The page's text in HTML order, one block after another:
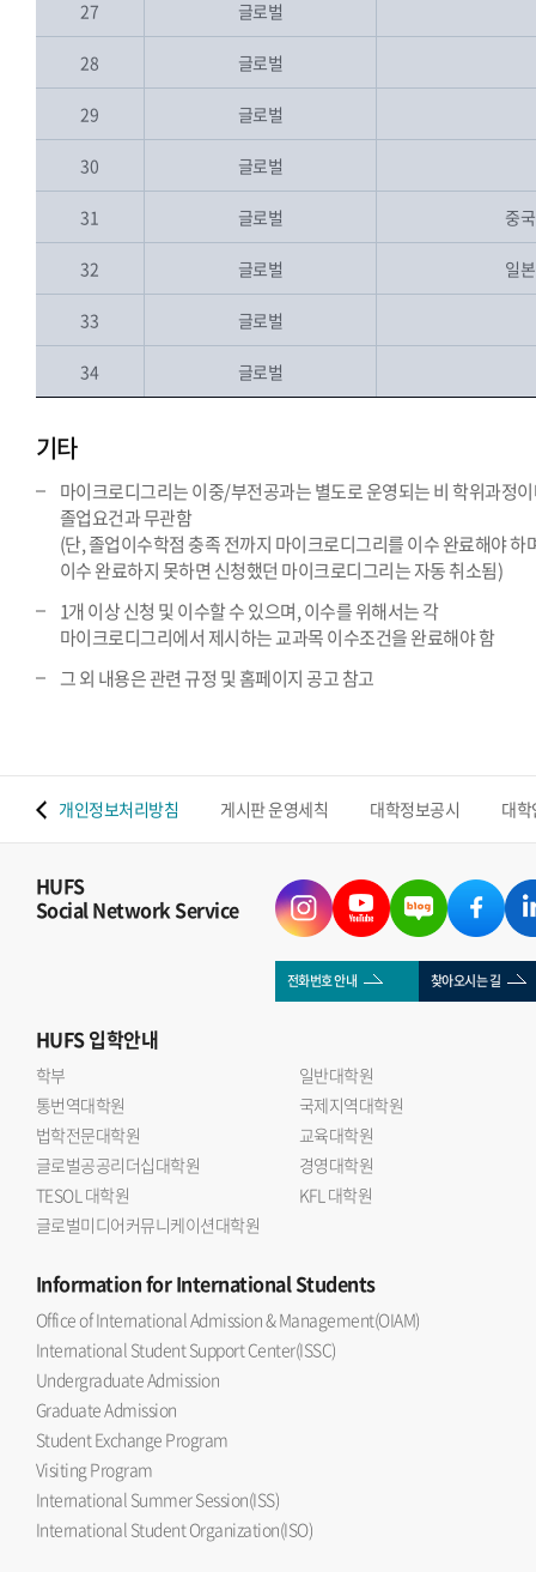
27 글로벌
28 글로벌
29 글로벌
30 글로벌
31 글로벌 중
32 글로벌 일
33 글로벌
34 글로벌
기타
마이크로디그리는 이중/부전공과는 별도로 운영되는 비 학위과정
졸업요건과 무관함
(단, 졸업이수학점 충족 전까지 마이크로디그리를 이수 완료해야 하
이수 완료하지 못하면 신청했던 마이크로디그리는 자동 취소됨)
1개 이상 신청 및 이수할 수 있으며, 이수를 위해서는 각
마이크로디그리에서 제시하는 교과목 이수조건을 완료해야 함
그 외 내용은 관련 규정 및 홈페이지 공고 참고
개인정보처리방침 게시판 운영세칙 대학정보공시 대
HUFS
Social Network Service
전화번호 안내 찾아오시는 길
HUFS입학안내
학부
일반대학원
통번역대학원
국제지역대학원
법학전문대학원
교육대학원
글로벌공공리더십대학원
경영대학원
TESOL 대학원
KFL 대학원
글로벌미디어커뮤니케이션대학원
Informationfor International Students
Office of International Admission & Management(OIAM)
International Student Support Center(ISSC)
Undergraduate Admission
Graduate Admission
Student Exchange Program
Visiting Program
International Summer Session(ISS)
International Student Organization(ISO)